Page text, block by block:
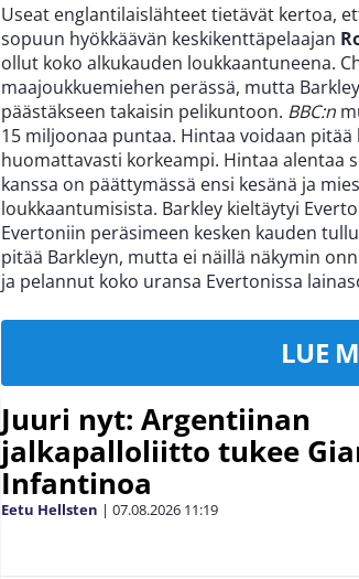
Useat englantilaislähteet tietävät kertoa,
sopuun hyökkäävän keskikenttäpelaajan
ollut koko alkukauden loukkaantuneena.
maajoukkuemiehen perässä, mutta
päästäkseen takaisin pelikuntoon. BBC:n
15 miljoonaa puntaa. Hintaa voidaan
huomattavasti korkeampi. Hintaa alentaa
kanssa on päättymässä ensi kesänä ja
loukkaantumisista. Barkley kieltäytyi
Evertoniin peräsimeen kesken kauden
pitää Barkleyn, mutta ei näillä näkymin
ja pelannut koko uransa Evertonissa
LUE
Juuri nyt: Argentiinan
jalkapalloliitto tukee
Infantinoa
Eetu Hellsten | 07.08.2026 11:19